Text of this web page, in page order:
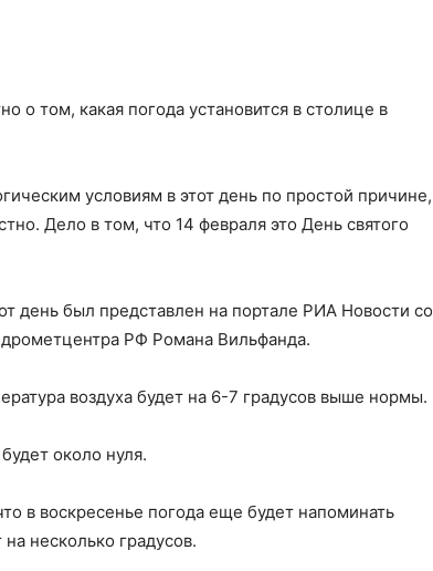
о том, какая погода установится в столице в
условиям в этот день по простой причине,
Дело в том, что 14 февраля это День святого
день был представлен на портале РИА Новости со
РФ Романа Вильфанда.
воздуха будет на 6-7 градусов выше нормы.
около нуля.
в воскресенье погода еще будет напоминать
несколько градусов.